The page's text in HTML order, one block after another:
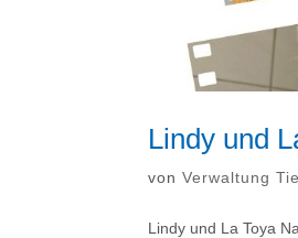
Lindy und
vonVerwaltung
Lindy und La Toya